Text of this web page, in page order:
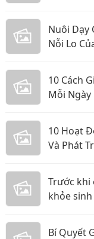
Nuôi Dạy
Nỗi Lo
10 Cách
Mỗi Ngày
10 Hoạt
Và Phát
Trước khi
khỏe
Bí Quyết